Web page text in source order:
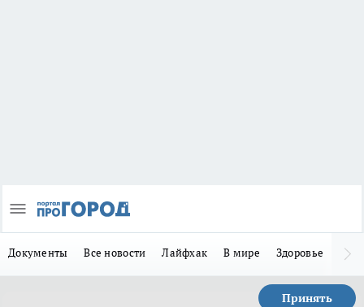
Документы Все новости Лайфхак В мире Здоровье
Принять